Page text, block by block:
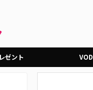
ゼント VOD